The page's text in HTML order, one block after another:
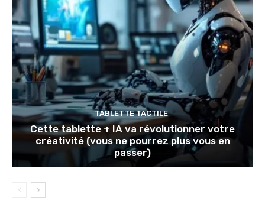
TABLETTE TACTILE
Cette tablette + IA va révolutionner votre
créativité (vous ne pourrez plus vous en
passer)